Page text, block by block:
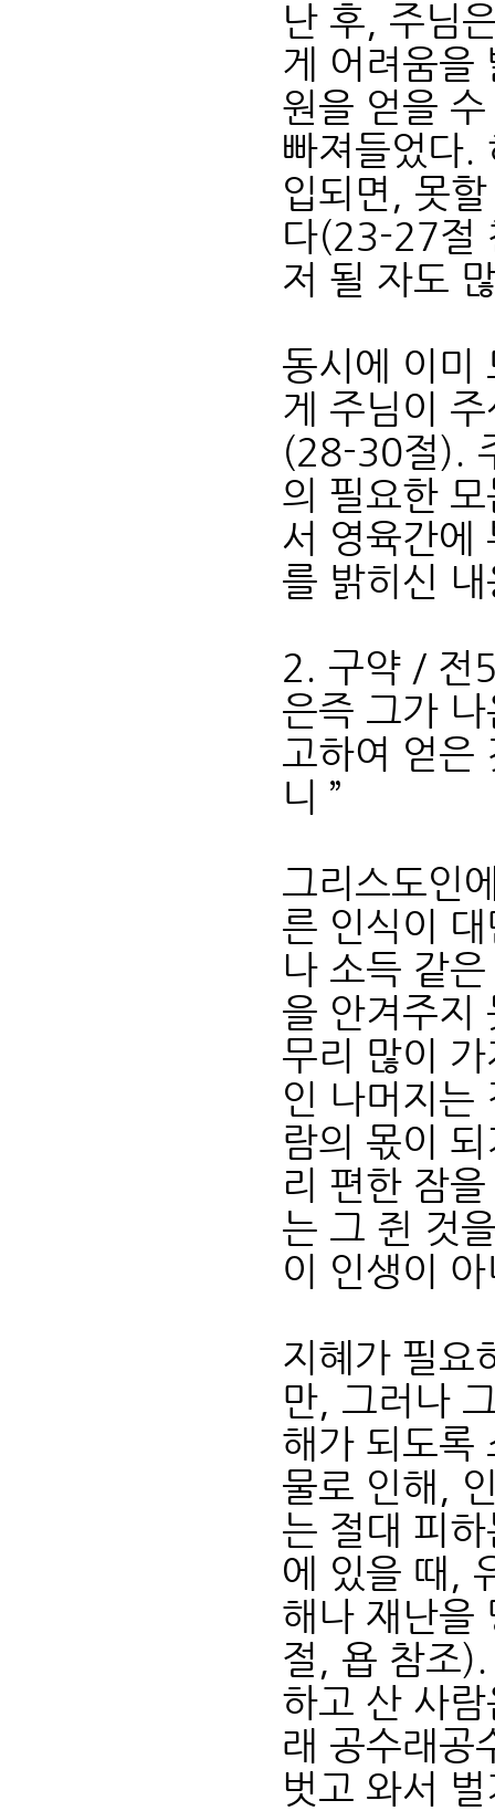
난 후, 주님
게 어려움을
원을 얻을
빠져들었다.
입되면, 못
다(23-27절
저 될 자도
동시에 이미
게 주님이
(28-30절).
의 필요한
서 영육간에
를 밝히신
2. 구약 / 전
은즉 그가
고하여 얻은
니 ”
그리스도인
른 인식이
나 소득 같
을 안겨주지
무리 많이
인 나머지는
람의 몫이
리 편한 잠
는 그 쥔 것
이 인생이
지혜가 필요
만, 그러나
해가 되도록
물로 인해,
는 절대 피
에 있을 때,
해나 재난을
절, 욥 참조
하고 산 사
래 공수래공
벗고 와서